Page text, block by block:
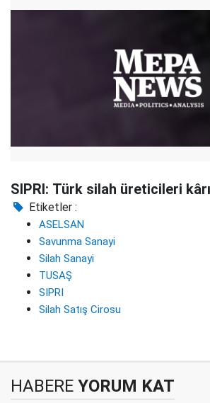
SIPRI: Türk silah üreticileri
Etiketler :
ASELSAN
Savunma Sanayi
Silah Sanayi
TUSAŞ
SIPRI
Silah Satış Cirosu
HABERE YORUM KAT